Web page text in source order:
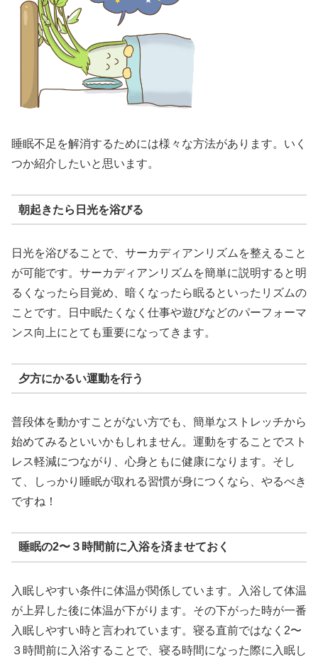
睡眠不足を解消するためには様々な方法があります。いく
つか紹介したいと思います。
朝起きたら日光を浴びる
日光を浴びることで、サーカディアンリズムを整えること
が可能です。サーカディアンリズムを簡単に説明すると明
るくなったら目覚め、暗くなったら眠るといったリズムの
ことです。日中眠たくなく仕事や遊びなどのパーフォーマ
ンス向上にとても重要になってきます。
夕方にかるい運動を行う
普段体を動かすことがない方でも、簡単なストレッチから
始めてみるといいかもしれません。運動をすることでスト
レス軽減につながり、心身ともに健康になります。そし
て、しっかり睡眠が取れる習慣が身につくなら、やるべき
ですね！
睡眠の2〜３時間前に入浴を済ませておく
入眠しやすい条件に体温が関係しています。入浴して体温
が上昇した後に体温が下がります。その下がった時が一番
入眠しやすい時と言われています。寝る直前ではなく2〜
３時間前に入浴することで、寝る時間になった際に入眠し